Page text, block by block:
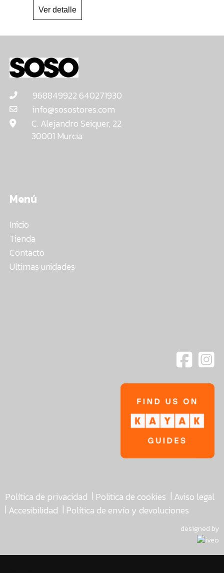
968849922 640271930
info@sosostores.com
C. Alejandro Seiquer, 22
30001 Murcia
Menú
Inicio
Tienda
Contacto
Ultimas unidades
Política de privacidad | Politica de cookies | Aviso legal
| Accesibilidad | Política de envío y devoluciones
designed by